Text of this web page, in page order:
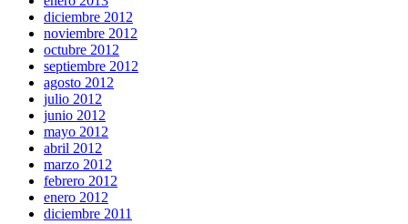
diciembre 2012
noviembre 2012
octubre 2012
septiembre 2012
agosto 2012
julio 2012
junio 2012
mayo 2012
abril 2012
marzo 2012
febrero 2012
enero 2012
diciembre 2011